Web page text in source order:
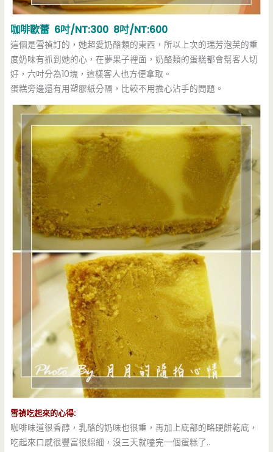
咖啡歐蕾 6吋/NT:300 8吋/NT:600
這個是雪禎訂的，她超愛奶酪類的東西，所以上次的瑞芳泡芙的重
度奶味有抓到她的心，在夢果子裡面，奶酪類的蛋糕都會幫客人切
好，六吋分為10塊，這樣客人也方便拿取。
蛋糕旁邊還有用塑膠紙分隔，比較不用擔心沾手的問題。
雪禎吃起來的心得:
咖啡味道很香醇，乳酪的奶味也很重，再加上底部的略硬餅乾底，
吃起來口感很豐富很綿細，沒三天就嗑完一個蛋糕了..